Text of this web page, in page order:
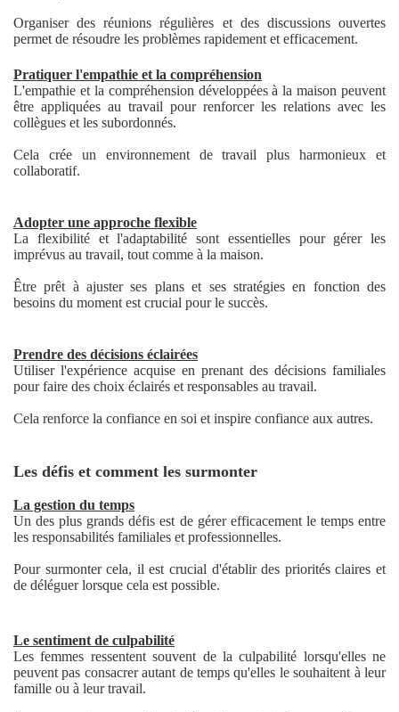
Organiser des réunions régulières et des discussions ouvertes
permet de résoudre les problèmes rapidement et efficacement.
Pratiquer l'empathie et la compréhension
L'empathie et la compréhension développées à la maison peuvent
être appliquées au travail pour renforcer les relations avec les
collègues et les subordonnés.
Cela crée un environnement de travail plus harmonieux et
collaboratif.
Adopter une approche flexible
La flexibilité et l'adaptabilité sont essentielles pour gérer les
imprévus au travail, tout comme à la maison.
Être prêt à ajuster ses plans et ses stratégies en fonction des
besoins du moment est crucial pour le succès.
Prendre des décisions éclairées
Utiliser l'expérience acquise en prenant des décisions familiales
pour faire des choix éclairés et responsables au travail.
Cela renforce la confiance en soi et inspire confiance aux autres.
Les défis et comment les surmonter
La gestion du temps
Un des plus grands défis est de gérer efficacement le temps entre
les responsabilités familiales et professionnelles.
Pour surmonter cela, il est crucial d'établir des priorités claires et
de déléguer lorsque cela est possible.
Le sentiment de culpabilité
Les femmes ressentent souvent de la culpabilité lorsqu'elles ne
peuvent pas consacrer autant de temps qu'elles le souhaitent à leur
famille ou à leur travail.